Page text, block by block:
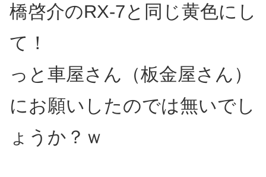
橋啓介のRX-7と同じ黄色にし
て！
っと車屋さん（板金屋さん）
にお願いしたのでは無いでし
ょうか？ｗ